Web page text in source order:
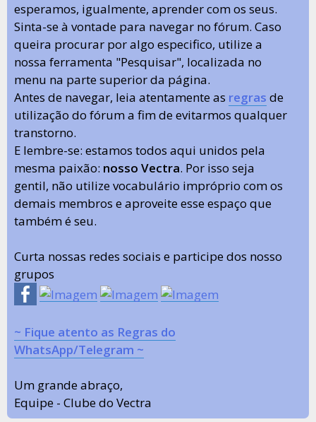
esperamos, igualmente, aprender com os seus.
Sinta-se à vontade para navegar no fórum. Caso
queira procurar por algo especifico, utilize a
nossa ferramenta "Pesquisar", localizada no
menu na parte superior da página.
Antes de navegar, leia atentamente as regras de
utilização do fórum a fim de evitarmos qualquer
transtorno.
E lembre-se: estamos todos aqui unidos pela
mesma paixão: nosso Vectra. Por isso seja
gentil, não utilize vocabulário impróprio com os
demais membros e aproveite esse espaço que
também é seu.
Curta nossas redes sociais e participe dos nosso
grupos
~ Fique atento as Regras do
WhatsApp/Telegram ~
Um grande abraço,
Equipe - Clube do Vectra